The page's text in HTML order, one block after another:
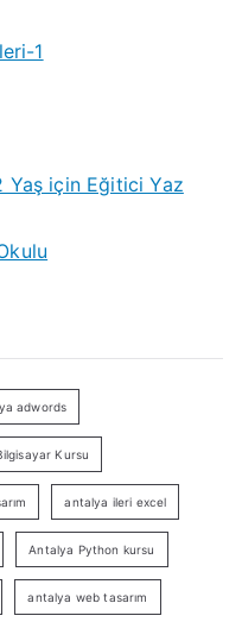
1
Yaş için Eğitici Yaz
adwords
Kursu
antalya ileri excel
Antalya Python kursu
antalya web tasarım